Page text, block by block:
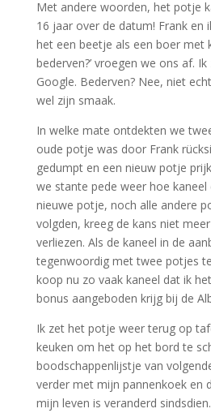
Met andere woorden, het potje
16 jaar over de datum! Frank en
het een beetje als een boer met
bederven?’ vroegen we ons af.
Google. Bederven? Nee, niet
wel zijn smaak.
In welke mate ontdekten we
oude potje was door Frank
gedumpt en een nieuw potje
we stante pede weer hoe
nieuwe potje, noch alle andere
volgden, kreeg de kans niet
verliezen. Als de kaneel in de
tegenwoordig met twee potjes
koop nu zo vaak kaneel dat ik
bonus aangeboden krijg bij de
Ik zet het potje weer terug op
keuken om het op het bord te
boodschappenlijstje van
verder met mijn pannenkoek en
mijn leven is veranderd